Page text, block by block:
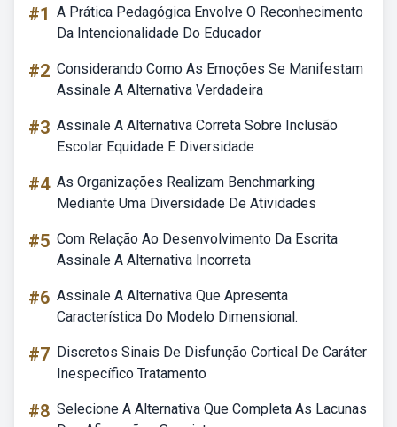
#1 A Prática Pedagógica Envolve O Reconhecimento
Da Intencionalidade Do Educador
#2 Considerando Como As Emoções Se Manifestam
Assinale A Alternativa Verdadeira
#3 Assinale A Alternativa Correta Sobre Inclusão
Escolar Equidade E Diversidade
#4 As Organizações Realizam Benchmarking
Mediante Uma Diversidade De Atividades
#5 Com Relação Ao Desenvolvimento Da Escrita
Assinale A Alternativa Incorreta
#6 Assinale A Alternativa Que Apresenta
Característica Do Modelo Dimensional.
#7 Discretos Sinais De Disfunção Cortical De Caráter
Inespecífico Tratamento
#8 Selecione A Alternativa Que Completa As Lacunas